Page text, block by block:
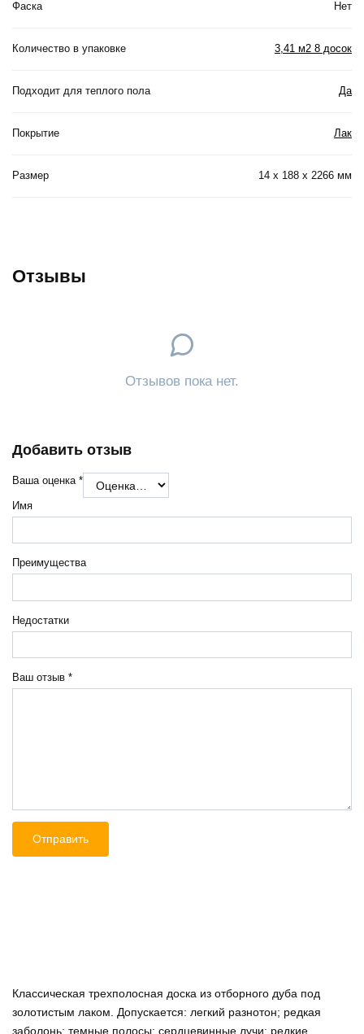
Фаска Нет
Количество в упаковке 3,41 м2 8 досок
Подходит для теплого пола Да
Покрытие Лак
Размер 14 x 188 x 2266 мм
Отзывы
Отзывов пока нет.
Добавить отзыв
Ваша оценка *
Ваш отзыв *
Имя
Преимущества
Недостатки
Классическая трехполосная доска из отборного дуба под
золотистым лаком. Допускается: легкий разнотон; редкая
заболонь; темные полосы; сердцевинные лучи; редкие